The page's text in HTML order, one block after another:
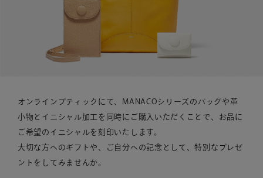
オンラインブティックにて、MANACOシリーズのバッグや革
小物とイニシャル加工を同時にご購入いただくことで、
お品に
ご希望のイニシャルを刻印いたします。
大切な方へのギフトや、ご自分への記念として、特別なプレゼ
ントをしてみませんか。